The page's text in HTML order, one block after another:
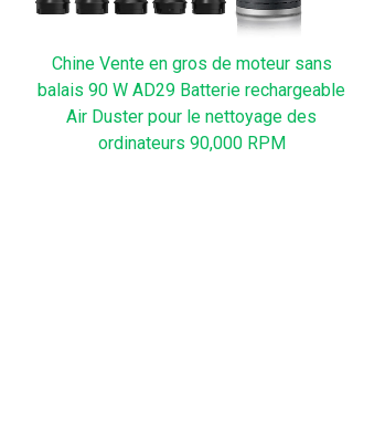
Chine Vente en gros de moteur sans
balais 90 W AD29 Batterie rechargeable
Air Duster pour le nettoyage des
ordinateurs 90,000 RPM